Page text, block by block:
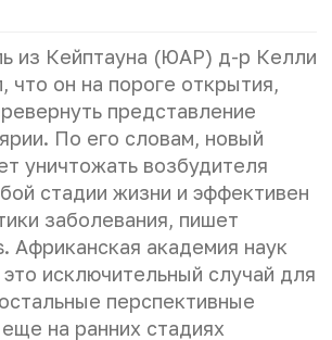
из Кейптауна (ЮАР) д-р Келли
что он на пороге открытия,
представление
По его словам, новый
уничтожать возбудителя
стадии жизни и эффективен
заболевания, пишет
Африканская академия наук
исключительный случай для
перспективные
на ранних стадиях